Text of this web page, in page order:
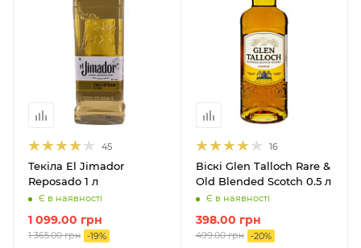
45
Текіла El Jimador
Reposado 1 л
Є в наявності
1 099.00 грн
1 365.00грн -19%
16
Віскі Glen Talloch Rare &
Old Blended Scotch 0.5 л
Є в наявності
398.00 грн
499.00грн -20%